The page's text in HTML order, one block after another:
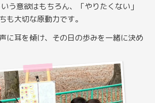
う意欲はもちろん、「やりたくない」
も大切な原動力です。
に耳を傾け、その日の歩みを一緒に決め